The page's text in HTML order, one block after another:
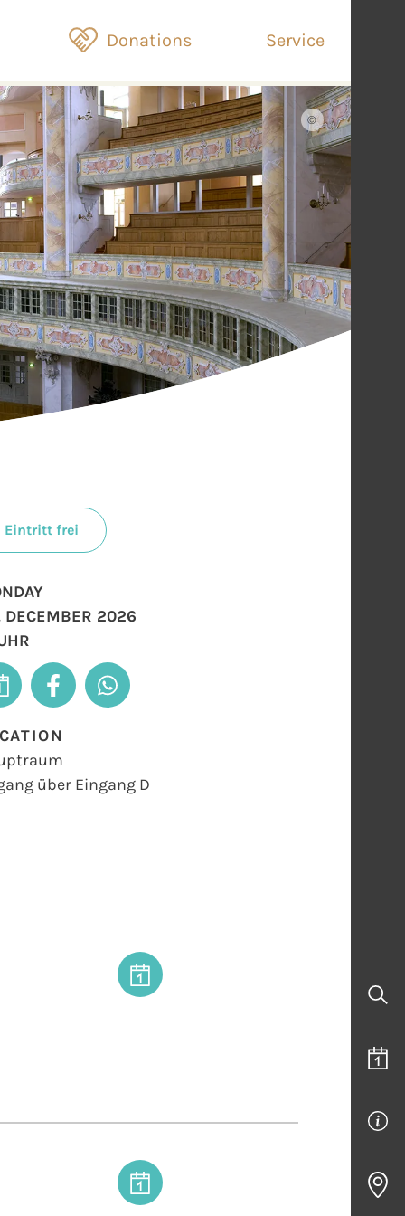
Donations Service
©
Eintritt frei
2026
über Eingang D